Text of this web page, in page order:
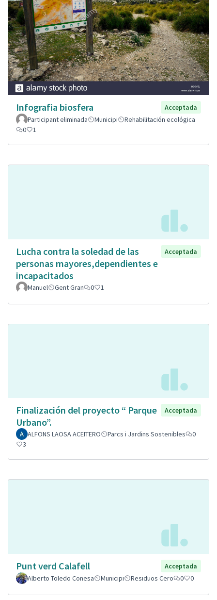
Infografia biosfera
Acceptada
Participant eliminada
Municipi
Rehabilitación ecológica
0
1
Lucha contra la soledad de las
personas mayores,dependientes e
incapacitados
Acceptada
Manuel Gent Gran 0 1
Finalización del proyecto “ Parque
Urbano”.
Acceptada
ALFONS LAOSA ACEITERO Parcs i Jardins Sostenibles
0
3
Punt verd Calafell
Acceptada
Alberto Toledo Conesa
Municipi Residuos Cero 0 0